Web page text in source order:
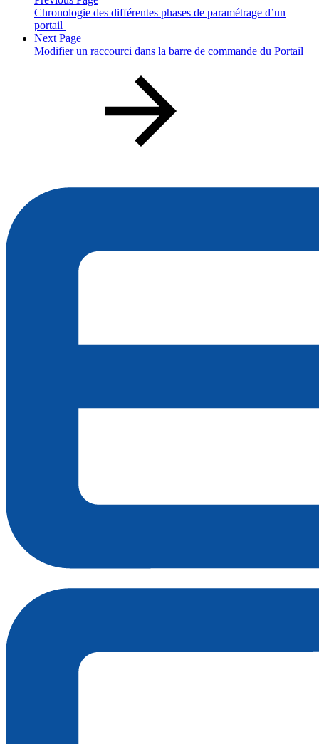
Chronologie des différentes phases de paramétrage d’un
portail
Next Page
Modifier un raccourci dans la barre de commande du Portail